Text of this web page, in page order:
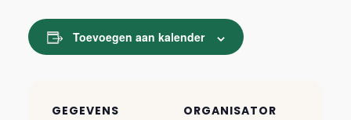
Toevoegen aan kalender
GEGEVENS
ORGANISATOR